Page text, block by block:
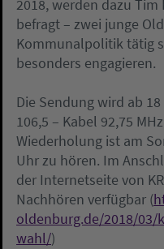
2018, werden dazu
befragt – zwei junge
Kommunalpolitik tätig
besonders engagieren.
Die Sendung wird ab
106,5 – Kabel 92,75
Wiederholung ist am
Uhr zu hören. Im
der Internetseite von
Nachhören verfügbar (
oldenburg.de/2018/
wahl/)